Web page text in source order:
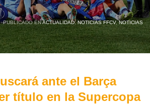
PUBLICADO ENACTUALIDAD,NOTICIAS FFCV,NOTICIAS
ante el Barça
título en la Supercopa